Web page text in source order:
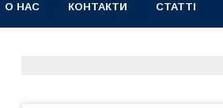
О НАС КОНТАКТИ СТАТТІ